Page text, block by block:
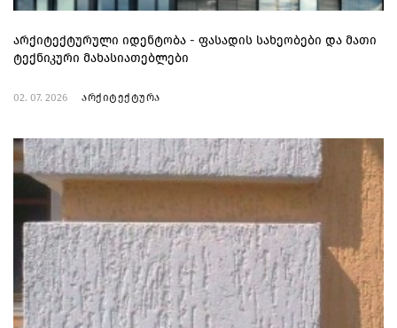
არქიტექტურული იდენტობა - ფასადის სახეობები და მათი
ტექნიკური მახასიათებლები
02. 07. 2026 არქიტექტურა